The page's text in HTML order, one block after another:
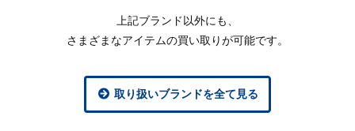
上記ブランド以外にも、
さまざまなアイテムの買い取りが可能です。
取り扱いブランドを全て見る